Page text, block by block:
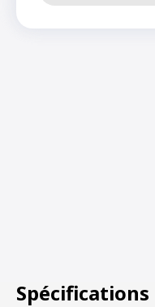
Spécifications